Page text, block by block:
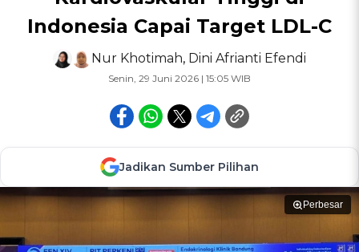
Indonesia Capai Target LDL-C
Nur Khotimah, Dini Afrianti Efendi
Senin, 29 Juni 2026 | 15:05 WIB
Jadikan Sumber Pilihan
Perbesar